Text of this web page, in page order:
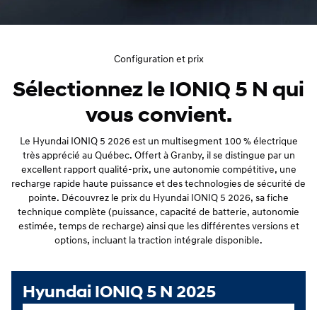
Configuration et prix
Sélectionnez le IONIQ 5 N qui
vous convient.
Le Hyundai IONIQ 5 2026 est un multisegment 100 % électrique
très apprécié au Québec. Offert à Granby, il se distingue par un
excellent rapport qualité-prix, une autonomie compétitive, une
recharge rapide haute puissance et des technologies de sécurité de
pointe. Découvrez le prix du Hyundai IONIQ 5 2026, sa fiche
technique complète (puissance, capacité de batterie, autonomie
estimée, temps de recharge) ainsi que les différentes versions et
options, incluant la traction intégrale disponible.
Hyundai IONIQ 5 N 2025